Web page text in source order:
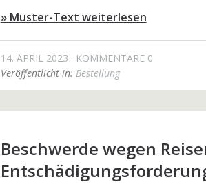
» Muster-Text weiterlesen
14. APRIL 2023
KOMMENTARE 0
Veröffentlicht in: Bestellung
Beschwerde wegen